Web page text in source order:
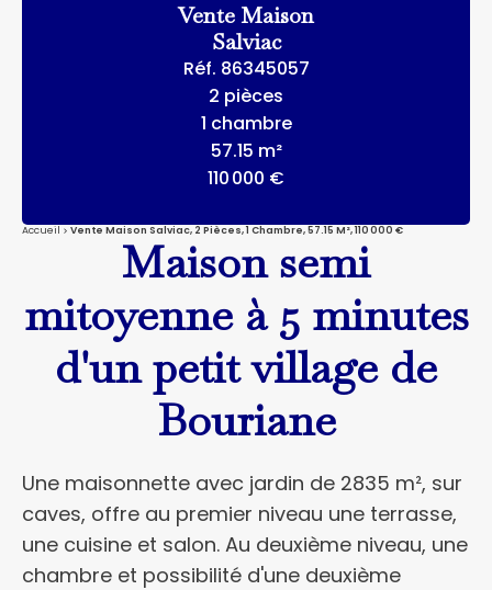
Vente Maison
Salviac
Réf. 86345057
2 pièces
1 chambre
57.15 m²
110 000 €
Accueil Vente Maison Salviac, 2 Pièces, 1 Chambre, 57.15 M², 110 000 €
Maison semi
mitoyenne à 5 minutes
d'un petit village de
Bouriane
Une maisonnette avec jardin de 2835 m², sur
caves, offre au premier niveau une terrasse,
une cuisine et salon. Au deuxième niveau, une
chambre et possibilité d'une deuxième